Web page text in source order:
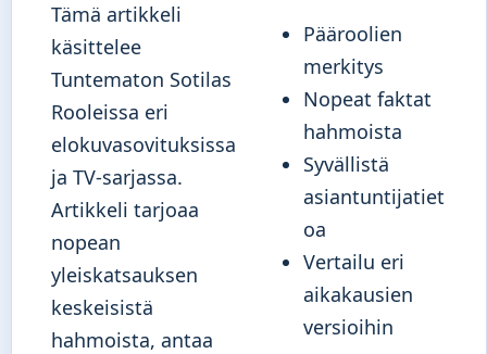
Tämä artikkeli
käsittelee
Tuntematon Sotilas
Rooleissa eri
elokuvasovituksissa
ja TV-sarjassa.
Artikkeli tarjoaa
nopean
yleiskatsauksen
keskeisistä
hahmoista, antaa
Pääroolien
merkitys
Nopeat faktat
hahmoista
Syvällistä
asiantuntijatiet
oa
Vertailu eri
aikakausien
versioihin